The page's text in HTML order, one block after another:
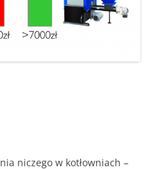
niczego w kotłowniach –